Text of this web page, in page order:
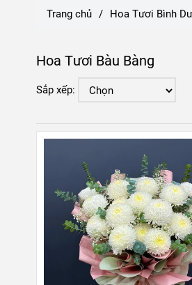
Trang chủ / Hoa Tươi Bình
Hoa Tươi Bàu Bàng
Sắp xếp: